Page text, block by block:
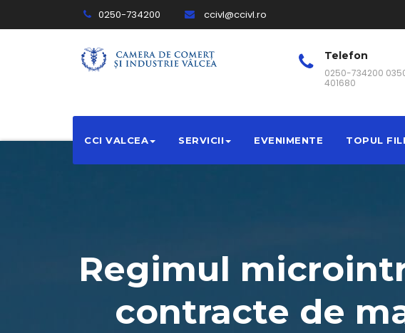
0250-734200 ccivl@ccivl.ro
Telefon
0250-734200
401680
CCI VALCEA SERVICII EVENIMENTE TOPUL
Regimul
contracte de